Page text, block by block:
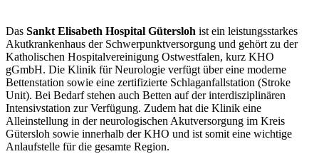
Das Sankt Elisabeth Hospital Gütersloh ist ein leistungsstarkes
Akutkrankenhaus der Schwerpunktversorgung und gehört zu der
Katholischen Hospitalvereinigung Ostwestfalen, kurz KHO
gGmbH. Die Klinik für Neurologie verfügt über eine moderne
Bettenstation sowie eine zertifizierte Schlaganfallstation (Stroke
Unit). Bei Bedarf stehen auch Betten auf der interdisziplinären
Intensivstation zur Verfügung. Zudem hat die Klinik eine
Alleinstellung in der neurologischen Akutversorgung im Kreis
Gütersloh sowie innerhalb der KHO und ist somit eine wichtige
Anlaufstelle für die gesamte Region.